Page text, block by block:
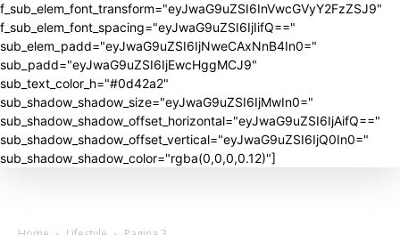
f_sub_elem_font_transform="eyJwaG9uZSI6InVwcGVyY2FzZSJ9"
f_sub_elem_font_spacing="eyJwaG9uZSI6IjIifQ=="
sub_elem_padd="eyJwaG9uZSI6IjNweCAxNnB4In0="
sub_padd="eyJwaG9uZSI6IjEwcHggMCJ9"
sub_text_color_h="#0d42a2"
sub_shadow_shadow_size="eyJwaG9uZSI6IjMwIn0="
sub_shadow_shadow_offset_horizontal="eyJwaG9uZSI6IjAifQ=="
sub_shadow_shadow_offset_vertical="eyJwaG9uZSI6IjQ0In0="
sub_shadow_shadow_color="rgba(0,0,0,0.12)"]